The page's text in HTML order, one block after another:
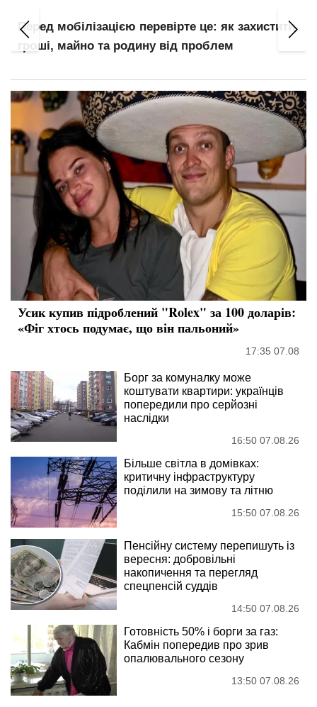
це: як захистити
проблем
Бронювання є, а за кордон
з чоловіків відмовлять у
Усик купив підроблений "Rolex" за 100 доларів:
«Фіг хтось подумає, що він пальоний»
17:35 07.08
Борг за комуналку може
коштувати квартири: українців
попередили про серйозні
наслідки
16:50 07.08.26
Більше світла в домівках:
критичну інфраструктуру
поділили на зимову та літню
15:50 07.08.26
Пенсійну систему перепишуть із
вересня: добровільні
накопичення та перегляд
спецпенсій суддів
14:50 07.08.26
Готовність 50% і борги за газ:
Кабмін попередив про зрив
опалювального сезону
13:50 07.08.26